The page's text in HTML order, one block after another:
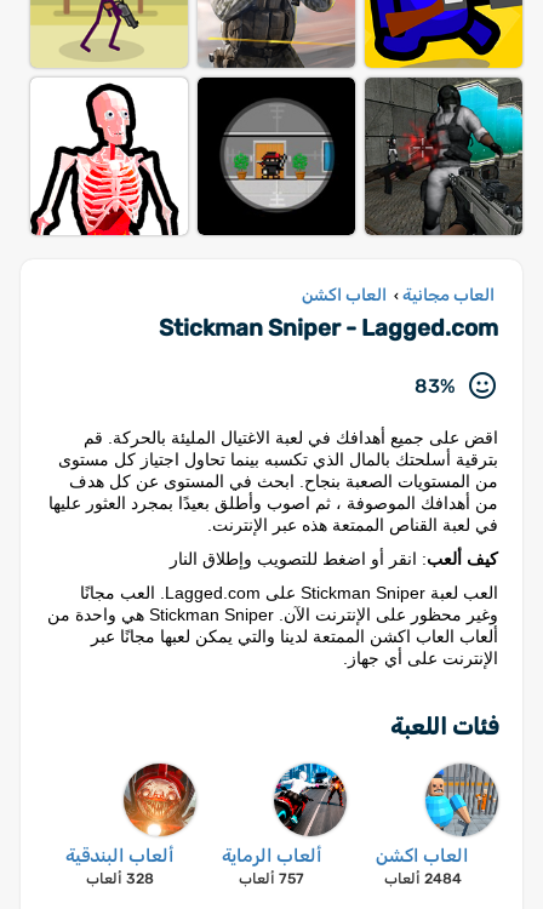
العاب مجانية › العاب اكشن
Stickman Sniper - Lagged.com
83%
اقض على جميع أهدافك في لعبة الاغتيال المليئة بالحركة. قم
بترقية أسلحتك بالمال الذي تكسبه بينما تحاول اجتياز كل مستوى
من المستويات الصعبة بنجاح. ابحث في المستوى عن كل هدف
من أهدافك الموصوفة ، ثم اصوب وأطلق بعيدًا بمجرد العثور عليها
في لعبة القناص الممتعة هذه عبر الإنترنت.
كيف ألعب: انقر أو اضغط للتصويب وإطلاق النار
العب لعبة Stickman Sniper على Lagged.com. العب مجانًا
وغير محظور على الإنترنت الآن. Stickman Sniper هي واحدة من
ألعاب العاب اكشن الممتعة لدينا والتي يمكن لعبها مجانًا عبر
الإنترنت على أي جهاز.
فئات اللعبة
العاب اكشن
2484 ألعاب
ألعاب الرماية
757 ألعاب
ألعاب البندقية
328 ألعاب